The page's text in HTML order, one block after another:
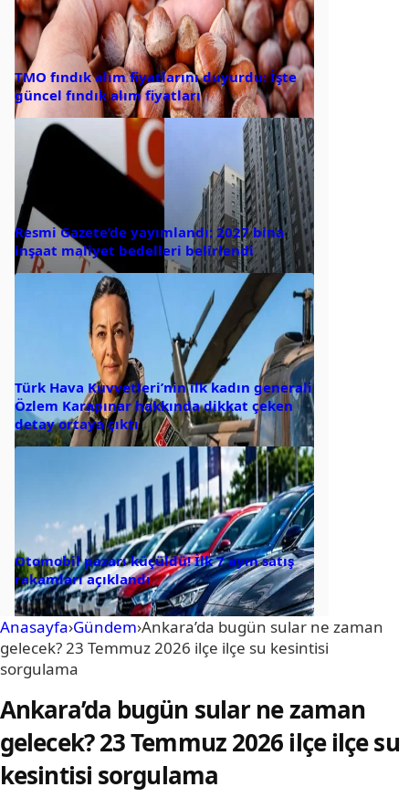
TMO fındık alım fiyatlarını duyurdu: İşte
güncel fındık alım fiyatları
Resmi Gazete’de yayımlandı: 2027 bina
inşaat maliyet bedelleri belirlendi
Türk Hava Kuvvetleri’nin ilk kadın generali
Özlem Karapınar hakkında dikkat çeken
detay ortaya çıktı
Otomobil pazarı küçüldü! İlk 7 ayın satış
rakamları açıklandı
Anasayfa›Gündem›Ankara’da bugün sular ne zaman
gelecek? 23 Temmuz 2026 ilçe ilçe su kesintisi
sorgulama
Ankara’da bugün sular ne zaman
gelecek? 23 Temmuz 2026 ilçe ilçe su
kesintisi sorgulama